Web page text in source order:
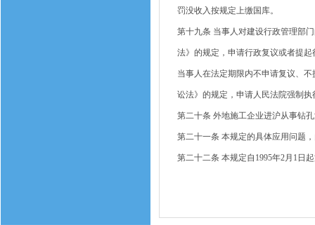
罚没收入按规定上缴国库。
第十九条 当事人对建设行政管理部
法》的规定，申请行政复议或者提起
当事人在法定期限内不申请复议、
讼法》的规定，申请人民法院强制执
第二十条 外地施工企业进沪从事钻
第二十一条 本规定的具体应用问题
第二十二条 本规定自1995年2月1日